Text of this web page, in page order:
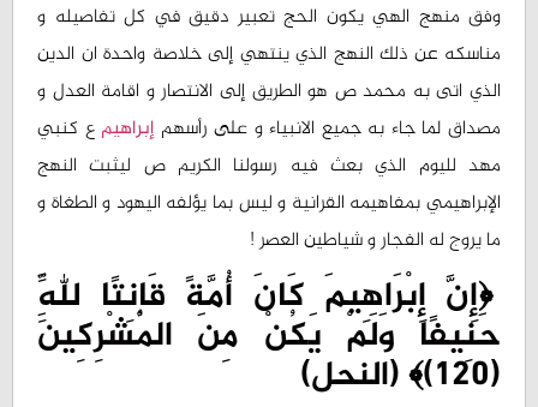
وفق منهج الهي يكون الحج تعبير دقيق في كل تفاصيله و
مناسكه عن ذلك النهج الذي ينتهي إلى خلاصة واحدة ان الدين
الذي اتى به محمد ص هو الطريق إلى الانتصار و اقامة العدل و
مصداق لما جاء به جميع الانبياء و على رأسهمإبراهيم ع كنبي
مهد لليوم الذي بعث فيه رسولنا الكريم ص ليثبت النهج
الإبراهيمي بمفاهيمه القرانية و ليس بما يؤلفه اليهود و الطغاة و
ما يروج له الفجار و شياطين العصر !
﴿إِنَّ إِبْرَاهِيمَ كَانَ أُمَّةً قَانِتًا لِلَّهِ
حَنِيفًا وَلَمْ يَكُنْ مِنَ الْمُشْرِكِينَ
(120)﴾ (النحل)